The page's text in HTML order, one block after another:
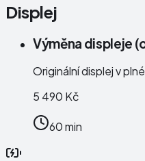
Displej
Výměna displeje
Originální displej v
5 490 Kč
60 min